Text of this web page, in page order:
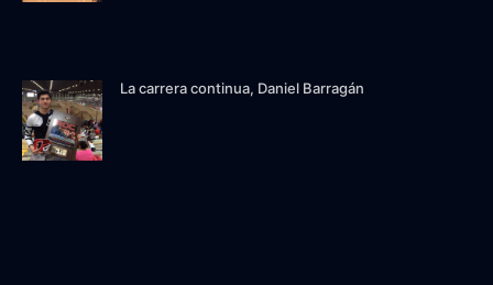
La carrera continua, Daniel Barragán